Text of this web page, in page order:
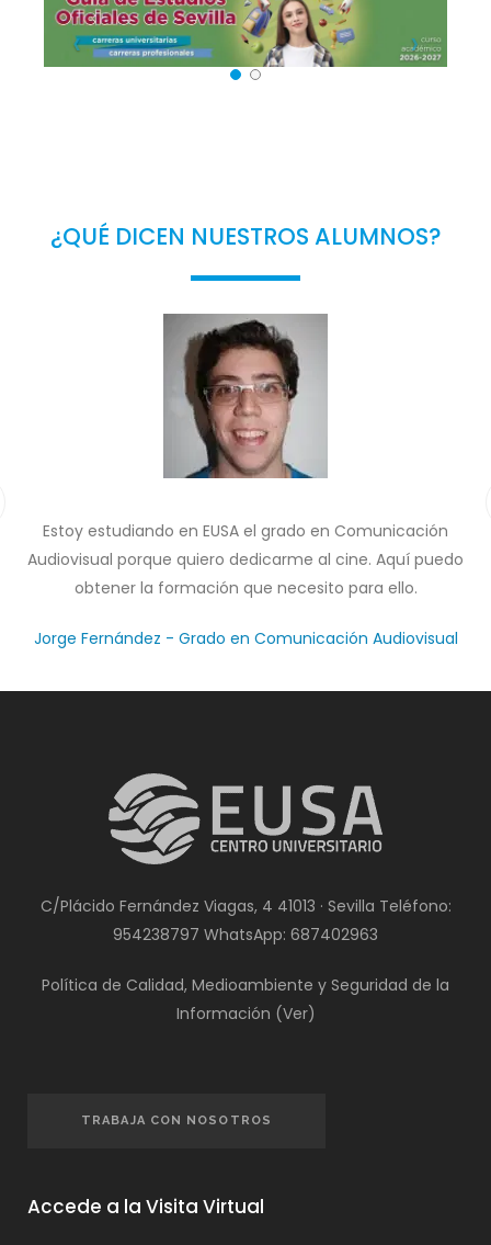
¿QUÉ DICEN NUESTROS ALUMNOS?
Estoy estudiando en EUSA el grado en Comunicación
Audiovisual porque quiero dedicarme al cine. Aquí puedo
obtener la formación que necesito para ello.
Jorge Fernández - Grado en Comunicación Audiovisual
C/Plácido Fernández Viagas, 4 41013 · Sevilla Teléfono:
954238797 WhatsApp: 687402963
Política de Calidad, Medioambiente y Seguridad de la
Información (Ver)
TRABAJA CON NOSOTROS
Accede a la Visita Virtual